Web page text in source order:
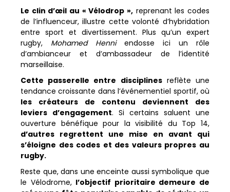
Le clin d’œil au « Vélodrop », reprenant les codes
de l’influenceur, illustre cette volonté d’hybridation
entre sport et divertissement. Plus qu’un expert
rugby, Mohamed Henniendosse ici un rôle
d’ambianceur et d’ambassadeur de l’identité
marseillaise.
Cette passerelle entre disciplinesreflète une
tendance croissante dans l’événementiel sportif, où
les créateurs de contenu deviennent des
leviers d’engagement. Si certains saluent une
ouverture bénéfique pour la visibilité du Top 14,
d’autres regrettent une mise en avant qui
s’éloigne des codes et des valeurs propres au
rugby.
Reste que, dans une enceinte aussi symbolique que
le Vélodrome, l’objectif prioritaire demeure de